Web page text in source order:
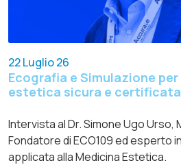
22 Luglio 26
Ecografia e Simulazione
estetica sicura e certificata
Intervista al Dr. Simone Ugo Urso,
Fondatore di ECO109 ed esperto
applicata alla Medicina Estetica.